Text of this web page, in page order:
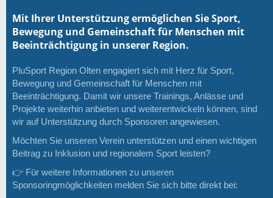
Mit Ihrer Unterstützung ermöglichen Sie Sport,
Bewegung und Gemeinschaft für Menschen mit
Beeinträchtigung in unserer Region.
PluSport Region Olten engagiert sich mit Herz für Sport,
Bewegung und Gemeinschaft für Menschen mit
Beeinträchtigung. Damit wir unsere Trainings, Anlässe und
Projekte weiterhin anbieten und weiterentwickeln können, sind
wir auf Unterstützung durch Sponsoren angewiesen.
Möchten Sie unseren Verein unterstützen und einen wichtigen
Beitrag zu Inklusion und regionalem Sport leisten?
👉 Für weitere Informationen zu unseren
Sponsoringmöglichkeiten melden Sie sich bitte direkt bei: